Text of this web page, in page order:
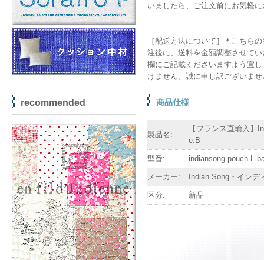
いましたら、ご注文前にお気軽
［配送方法について］＊こちら
注後に、送料を金額調整させて
欄にご記載くださいますよう宜
けません。誠に申し訳ございま
商品仕様
製品名:
【フランス直輸入
e.B
型番: indiansong-pouch-L-
メーカー: Indian Song・インデ
区分: 新品
recommended